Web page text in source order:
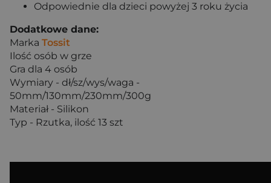
Odpowiednie dla dzieci powyżej 3 roku życia
Dodatkowe dane:
Marka Tossit
Ilość osób w grze
Gra dla 4 osób
Wymiary - dł/sz/wys/waga -
50mm/130mm/230mm/300g
Materiał - Silikon
Typ - Rzutka, ilość 13 szt